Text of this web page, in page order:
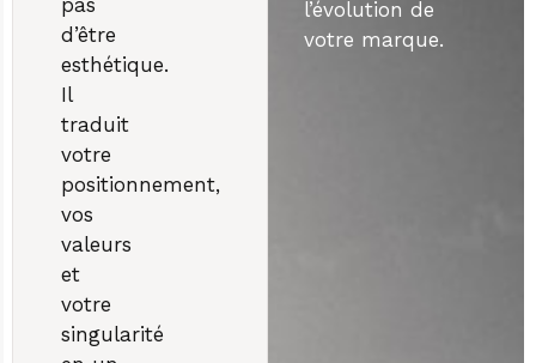
pas
d’être
esthétique.
Il
traduit
votre
positionnement,
vos
valeurs
et
votre
singularité
l’évolution de
votre marque.